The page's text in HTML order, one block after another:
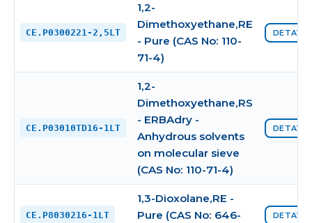
CE.P0300221-2,5LT
1,2-
Dimethoxyethane,RE
- Pure (CAS No: 110-
71-4)
DETAYI
CE.P03010TD16-1LT
1,2-
Dimethoxyethane,RS
- ERBAdry -
Anhydrous solvents
on molecular sieve
(CAS No: 110-71-4)
DETAYI
CE.P8030216-1LT
1,3-Dioxolane,RE -
Pure (CAS No: 646-
DETAYI